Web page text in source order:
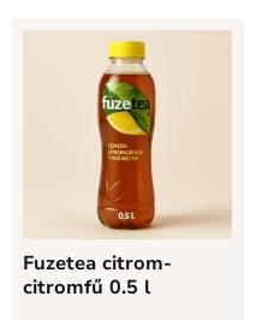
Fuzetea citrom-
citromfű 0.5 l